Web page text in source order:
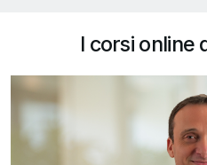
I corsi online